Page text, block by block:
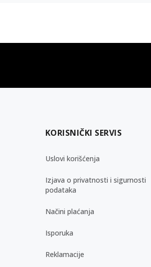
KORISNIČKI SERVIS
Uslovi korišćenja
Izjava o privatnosti i sigurnosti
podataka
Načini plaćanja
Isporuka
Reklamacije